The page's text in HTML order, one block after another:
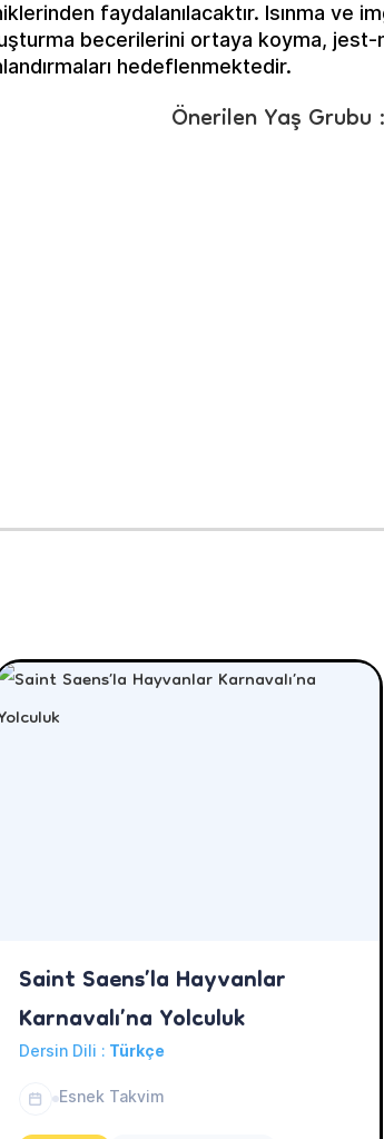
faydalanılacaktır. Isınma ve
becerilerini ortaya koyma, jest-
hedeflenmektedir.
Önerilen Yaş
Saint Saens’la Hayvanlar
Karnavalı’na Yolculuk
Dersin Dili : Türkçe
Esnek Takvim